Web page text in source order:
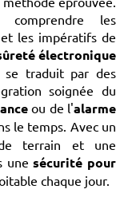
les
les impératifs de
électronique
se traduit par des
soignée du
ou de l'alarme
le temps. Avec un
terrain et une
unesécurité pour
chaque jour.